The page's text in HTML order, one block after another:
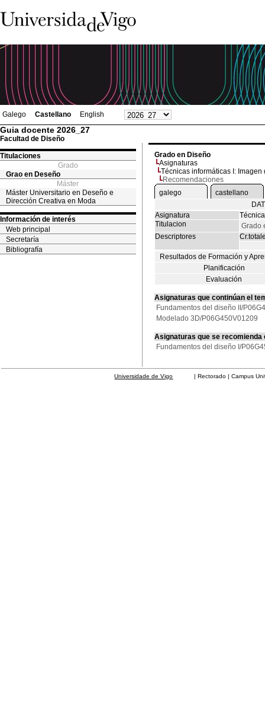
Galego Castellano English
Guia docente 2026_27
Facultad de Diseño
Titulaciones
Grado
Grao en Deseño
Máster
Máster Universitario en Deseño e
Dirección Creativa en Moda
Información de interés
Web principal
Secretaría
Bibliografía
Grado en Diseño
Asignaturas
Técnicas informáticas I: Imagen
Recomendaciones
galego
castellano
Asignatura
Titulacion
Grado
Descriptores
Resultados de Formación y
Planificación
Evaluación
Asignaturas que continúan el
Fundamentos del diseño II/
Modelado 3D/P06G450V01209
Asignaturas que se
Fundamentos del diseño I/
Universidade de Vigo | Rectorado | Campus